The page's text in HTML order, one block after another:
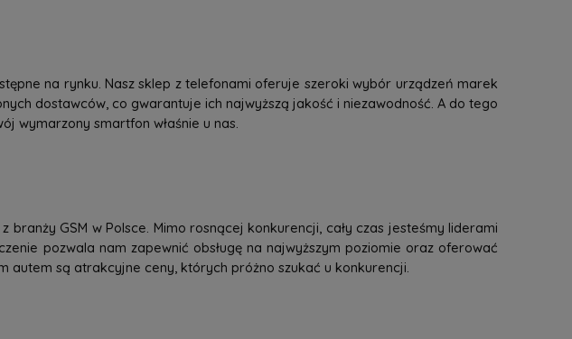
na rynku. Nasz sklep z telefonami oferuje szeroki wybór urządzeń marek
dostawców, co gwarantuje ich najwyższą jakość i niezawodność. A do tego
wymarzony smartfon właśnie u nas.
GSM w Polsce. Mimo rosnącej konkurencji, cały czas jesteśmy liderami
pozwala nam zapewnić obsługę na najwyższym poziomie oraz oferować
autem są atrakcyjne ceny, których próżno szukać u konkurencji.